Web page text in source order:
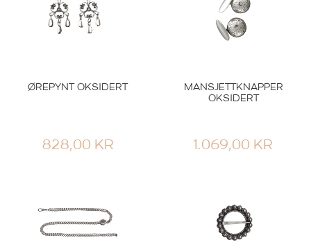
ØREPYNT OKSIDERT
828,00 KR
MANSJETTKNAPPER
OKSIDERT
1.069,00 KR